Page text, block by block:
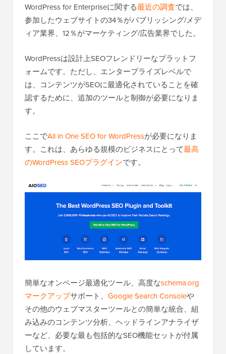
WordPress for Enterpriseに関する最近の調査では、
参加したウェブサイトの34％がパブリッシング/メデ
ィア業界、12％がマーケティング/広告業界でした。
WordPressは設計上SEOフレンドリーなプラットフ
ォームです。ただし、エンタープライズレベルで
は、コンテンツがSEOに最適化されていることを確
認するために、追加のツールと制御が必要になりま
す。
ここでAll in One SEO for WordPressが必要になりま
す。これは、あらゆる規模のビジネスにとって最高
のWordPress SEOプラグインです。
簡単なオンページ最適化ツール、高度なschema.org
マークアップサポート、 Google Search Consoleや
その他のウェブマスターツールとの簡単な統合、組
み込みのコンテンツ分析、ヘッドラインアナライザ
ーなど、必要な最も包括的なSEO機能セットが付属
しています。